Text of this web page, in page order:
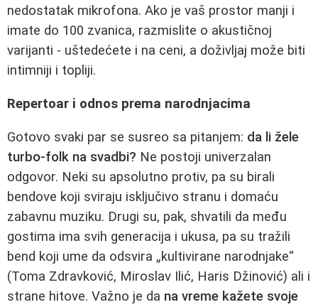
nedostatak mikrofona. Ako je vaš prostor manji i
imate do 100 zvanica, razmislite o akustičnoj
varijanti - uštedećete i na ceni, a doživljaj može biti
intimniji i topliji.
Repertoar i odnos prema narodnjacima
Gotovo svaki par se susreo sa pitanjem: da li žele
turbo-folk na svadbi? Ne postoji univerzalan
odgovor. Neki su apsolutno protiv, pa su birali
bendove koji sviraju isključivo stranu i domaću
zabavnu muziku. Drugi su, pak, shvatili da među
gostima ima svih generacija i ukusa, pa su tražili
bend koji ume da odsvira „kultivirane narodnjake“
(Toma Zdravković, Miroslav Ilić, Haris Džinović) ali i
strane hitove. Važno je da na vreme kažete svoje